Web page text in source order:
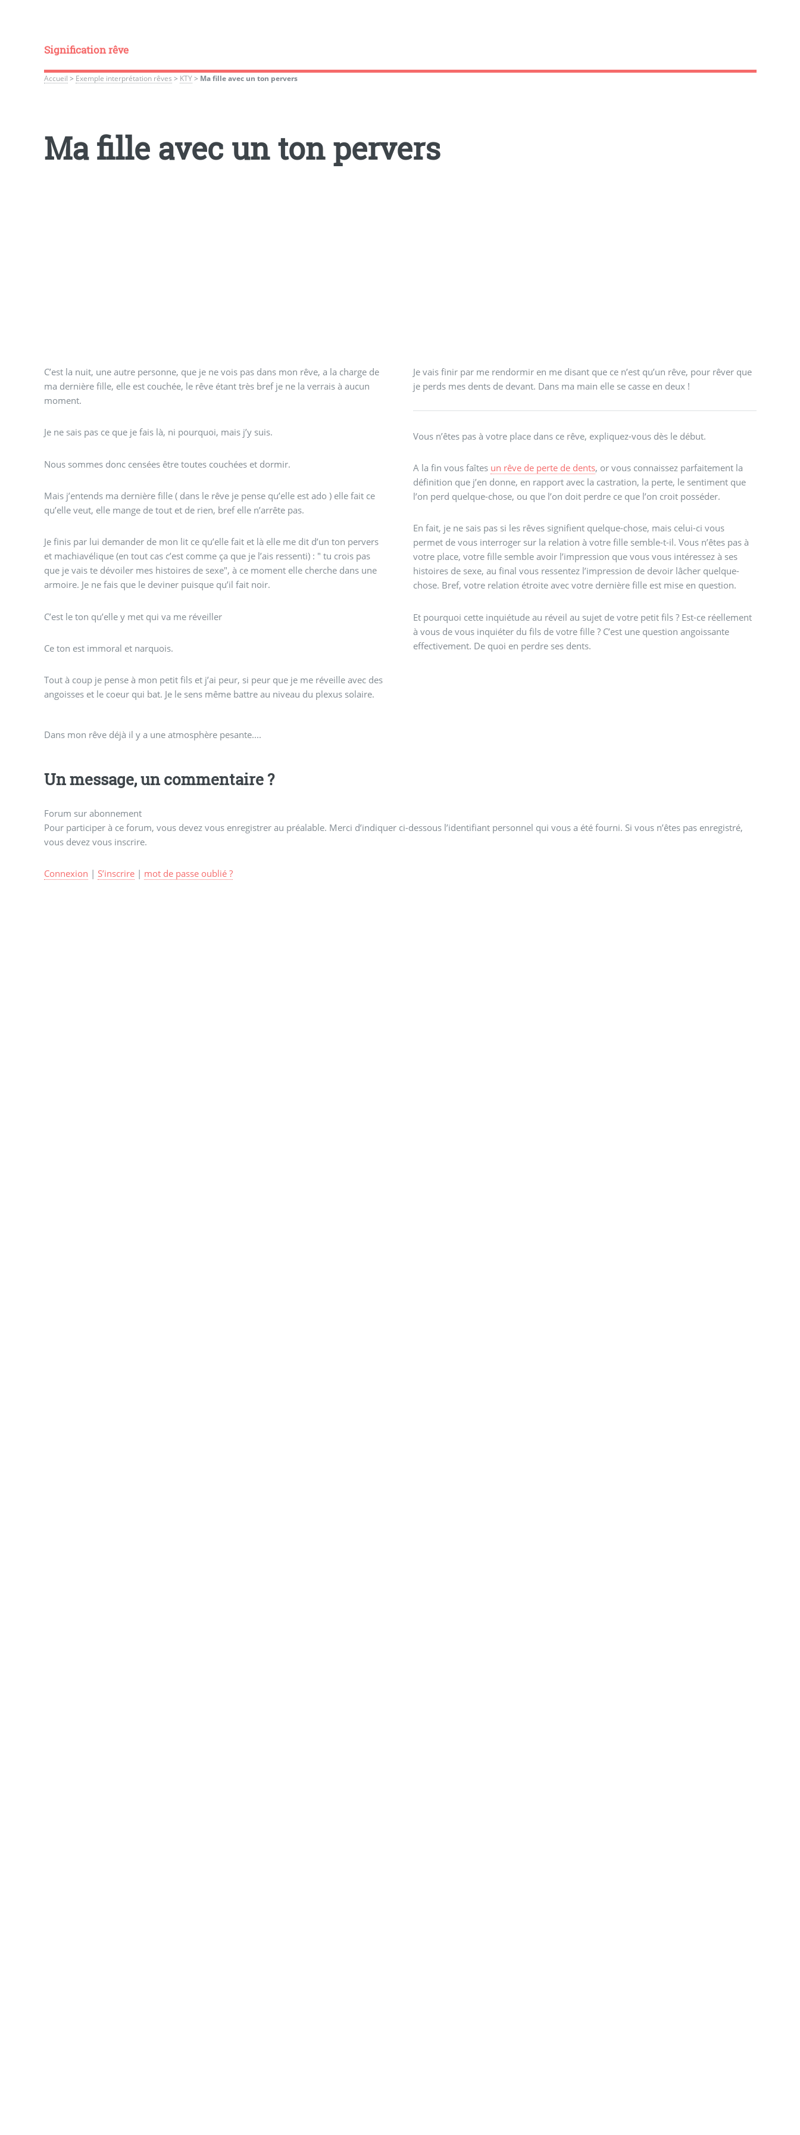
Signification rêve
Accueil > Exemple interprétation rêves > KTY> Ma fille avec un ton pervers
Ma fille avec un ton pervers
C’est la nuit, une autre personne, que je ne vois pas dans mon rêve, a la charge de
ma dernière fille, elle est couchée, le rêve étant très bref je ne la verrais à aucun
moment.
Je ne sais pas ce que je fais là, ni pourquoi, mais j’y suis.
Nous sommes donc censées être toutes couchées et dormir.
Mais j’entends ma dernière fille ( dans le rêve je pense qu’elle est ado ) elle fait ce
qu’elle veut, elle mange de tout et de rien, bref elle n’arrête pas.
Je finis par lui demander de mon lit ce qu’elle fait et là elle me dit d’un ton pervers
et machiavélique (en tout cas c’est comme ça que je l’ais ressenti) : " tu crois pas
que je vais te dévoiler mes histoires de sexe", à ce moment elle cherche dans une
armoire. Je ne fais que le deviner puisque qu’il fait noir.
C’est le ton qu’elle y met qui va me réveiller
Ce ton est immoral et narquois.
Tout à coup je pense à mon petit fils et j’ai peur, si peur que je me réveille avec des
angoisses et le coeur qui bat. Je le sens même battre au niveau du plexus solaire.
Je vais finir par me rendormir en me disant que ce n’est qu’un rêve, pour rêver que
je perds mes dents de devant. Dans ma main elle se casse en deux !
Vous n’êtes pas à votre place dans ce rêve, expliquez-vous dès le début.
A la fin vous faîtes un rêve de perte de dents, or vous connaissez parfaitement la
définition que j’en donne, en rapport avec la castration, la perte, le sentiment que
l’on perd quelque-chose, ou que l’on doit perdre ce que l’on croit posséder.
En fait, je ne sais pas si les rêves signifient quelque-chose, mais celui-ci vous
permet de vous interroger sur la relation à votre fille semble-t-il. Vous n’êtes pas à
votre place, votre fille semble avoir l’impression que vous vous intéressez à ses
histoires de sexe, au final vous ressentez l’impression de devoir lâcher quelque-
chose. Bref, votre relation étroite avec votre dernière fille est mise en question.
Et pourquoi cette inquiétude au réveil au sujet de votre petit fils ? Est-ce réellement
à vous de vous inquiéter du fils de votre fille ? C’est une question angoissante
effectivement. De quoi en perdre ses dents.
Dans mon rêve déjà il y a une atmosphère pesante....
Un message, un commentaire ?
Forum sur abonnement
Pour participer à ce forum, vous devez vous enregistrer au préalable. Merci d’indiquer ci-dessous l’identifiant personnel qui vous a été fourni. Si vous n’êtes pas enregistré,
vous devez vous inscrire.
Connexion | S’inscrire| mot de passe oublié ?